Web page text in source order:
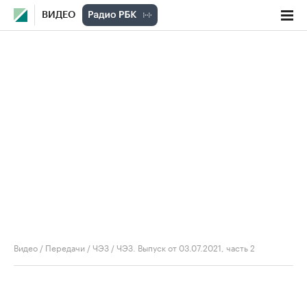
ВИДЕО
Видео / Передачи /ЧЭЗ /ЧЭЗ. Выпуск от 03.07.2021, часть 2